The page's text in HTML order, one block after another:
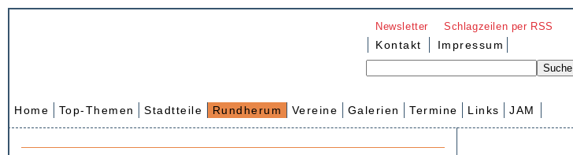
Newsletter Schlagzeilen per RSS
Kontakt Impressum
Home Top-Themen Stadtteile Rundherum Vereine Galerien Termine Links JAM